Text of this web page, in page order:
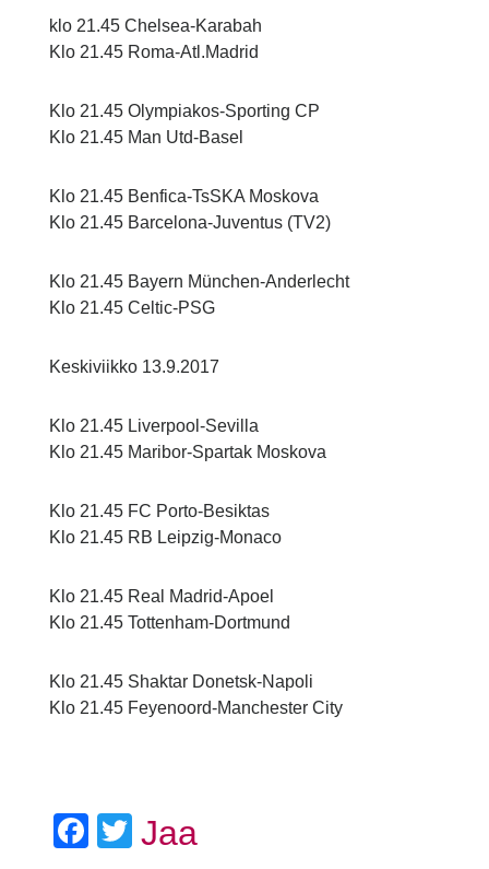
klo 21.45 Chelsea-Karabah
Klo 21.45 Roma-Atl.Madrid
Klo 21.45 Olympiakos-Sporting CP
Klo 21.45 Man Utd-Basel
Klo 21.45 Benfica-TsSKA Moskova
Klo 21.45 Barcelona-Juventus (TV2)
Klo 21.45 Bayern München-Anderlecht
Klo 21.45 Celtic-PSG
Keskiviikko 13.9.2017
Klo 21.45 Liverpool-Sevilla
Klo 21.45 Maribor-Spartak Moskova
Klo 21.45 FC Porto-Besiktas
Klo 21.45 RB Leipzig-Monaco
Klo 21.45 Real Madrid-Apoel
Klo 21.45 Tottenham-Dortmund
Klo 21.45 Shaktar Donetsk-Napoli
Klo 21.45 Feyenoord-Manchester City
Facebook
Twitter
Jaa